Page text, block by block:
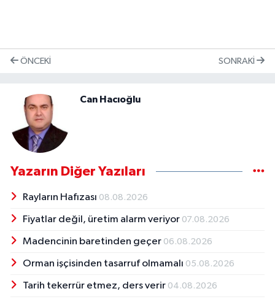
ÖNCEKI SONRAKI
Can Hacıoğlu
Yazarın Diğer Yazıları
Rayların Hafızası 08.08.2026
Fiyatlar değil, üretim alarm veriyor 07.08.2026
Madencinin baretinden geçer 06.08.2026
Orman işçisinden tasarruf olmamalı 05.08.2026
Tarih tekerrür etmez, ders verir 04.08.2026